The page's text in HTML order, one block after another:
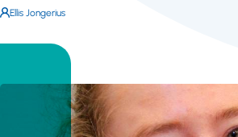
Auteur:
Ellis Jongerius